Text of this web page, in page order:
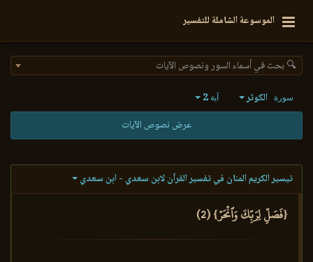
الموسوعة الشاملة للتفسير
🔍 بحث في أسماء السور ونصوص الآيات
سورة الكوثر آية 2
عرض نصوص الآيات
تيسير الكريم المنان في تفسير القرآن لابن سعدي - ابن سعدي
{فَصَلِّ لِرَبِّكَ وَٱنۡحَرۡ} (2)